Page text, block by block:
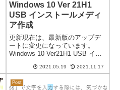
Windows 10 Ver 21H1
USB インストールメディ
ア作成
更新現在は、最新版のアップデ
ートに変更になっています。
Windows 10 Ver21H1 USB イン
2021/05/19Windows 10 Ver 21H1
した。通常のアップ...
2021.05.19 2021.11.17
Post